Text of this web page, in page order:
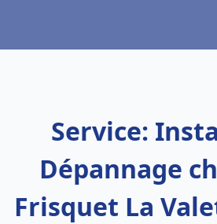
Service:
Dépannage
Frisquet La